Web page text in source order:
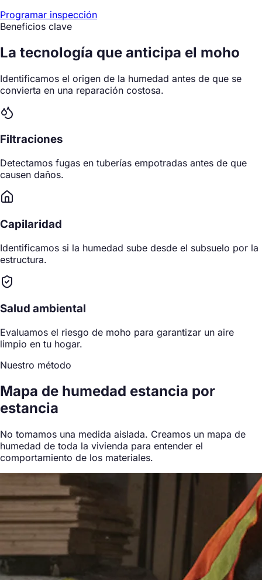
Programar inspección
Beneficios clave
La tecnología que anticipa el moho
Identificamos el origen de la humedad antes de que se
convierta en una reparación costosa.
Filtraciones
Detectamos fugas en tuberías empotradas antes de que
causen daños.
Capilaridad
Identificamos si la humedad sube desde el subsuelo por la
estructura.
Salud ambiental
Evaluamos el riesgo de moho para garantizar un aire
limpio en tu hogar.
Nuestro método
Mapa de humedad estancia por
estancia
No tomamos una medida aislada. Creamos un mapa de
humedad de toda la vivienda para entender el
comportamiento de los materiales.